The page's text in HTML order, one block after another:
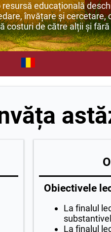
educațională
învățare și
costuri de către alții și
Obiectivele
La finalul
La finalul